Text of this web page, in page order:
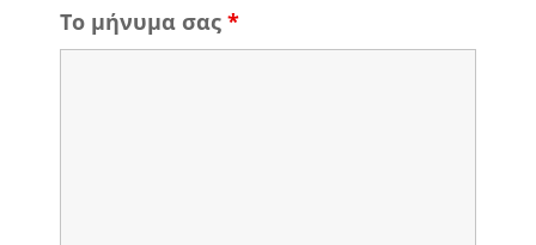
Το μήνυμα σας *